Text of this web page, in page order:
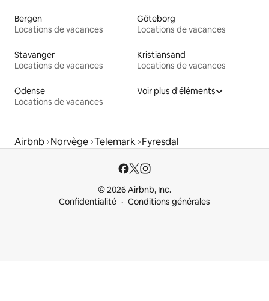
Bergen
Locations de vacances
Göteborg
Locations de vacances
Stavanger
Locations de vacances
Kristiansand
Locations de vacances
Odense
Locations de vacances
Voir plus d'éléments
Airbnb Norvège Telemark Fyresdal
© 2026 Airbnb, Inc.
Confidentialité
Conditions générales